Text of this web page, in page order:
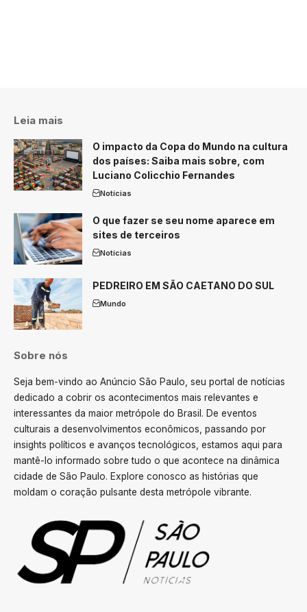
Leia mais
O impacto da Copa do Mundo na cultura
dos países: Saiba mais sobre, com
Luciano Colicchio Fernandes
Notícias
O que fazer se seu nome aparece em
sites de terceiros
Notícias
PEDREIRO EM SÃO CAETANO DO SUL
Mundo
Sobre nós
Seja bem-vindo ao Anúncio São Paulo, seu portal de notícias
dedicado a cobrir os acontecimentos mais relevantes e
interessantes da maior metrópole do Brasil. De eventos
culturais a desenvolvimentos econômicos, passando por
insights políticos e avanços tecnológicos, estamos aqui para
mantê-lo informado sobre tudo o que acontece na dinâmica
cidade de São Paulo. Explore conosco as histórias que
moldam o coração pulsante desta metrópole vibrante.